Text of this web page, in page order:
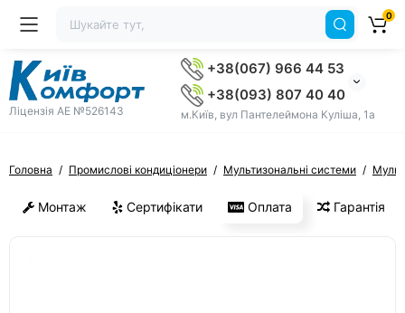
Ліцензія AE №526143
+38(067) 966 44 53
+38(093) 807 40 40
м.Київ, вул Пантелеймона Куліша, 1а
0
Головна Промислові кондиціонери Мультизональні системи
Монтаж Сертифікати Оплата Гарантія